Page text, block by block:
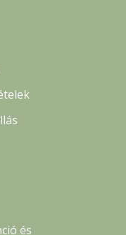
és